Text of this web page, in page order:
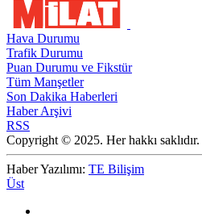
Hava Durumu
Trafik Durumu
Puan Durumu ve Fikstür
Tüm Manşetler
Son Dakika Haberleri
Haber Arşivi
RSS
Copyright © 2025. Her hakkı saklıdır.
Haber Yazılımı: TE Bilişim
Üst